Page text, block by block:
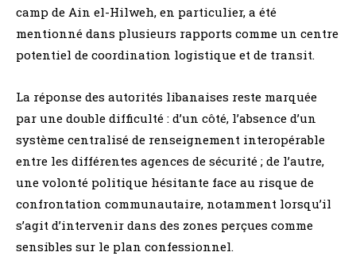
camp de Ain el-Hilweh, en particulier, a été
mentionné dans plusieurs rapports comme un centre
potentiel de coordination logistique et de transit.
La réponse des autorités libanaises reste marquée
par une double difficulté : d’un côté, l’absence d’un
système centralisé de renseignement interopérable
entre les différentes agences de sécurité ; de l’autre,
une volonté politique hésitante face au risque de
confrontation communautaire, notamment lorsqu’il
s’agit d’intervenir dans des zones perçues comme
sensibles sur le plan confessionnel.